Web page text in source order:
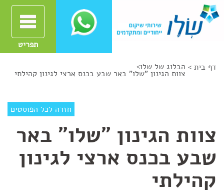
תפריט
דף בית > הבלוג של שלו>
צוות הגינון "שלו" באר שבע בכנס ארצי לגינון קהילתי
חזרה לכל הפוסטים
צוות הגינון "שלו" באר
שבע בכנס ארצי לגינון
קהילתי